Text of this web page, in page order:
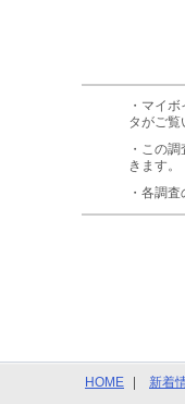
・マイ
タがご覧
・この
きます。
・各調査
HOME 新着